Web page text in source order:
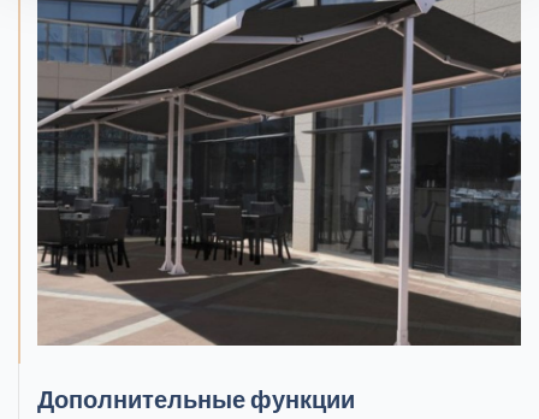
Вертикальные жалюзи
Доковые системы
Дополнительные функции